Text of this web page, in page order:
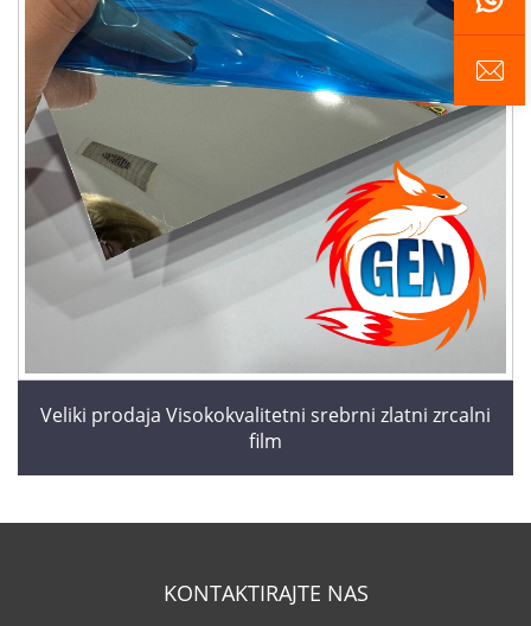
Veliki prodaja Visokokvalitetni srebrni zlatni zrcalni
film
KONTAKTIRAJTE NAS